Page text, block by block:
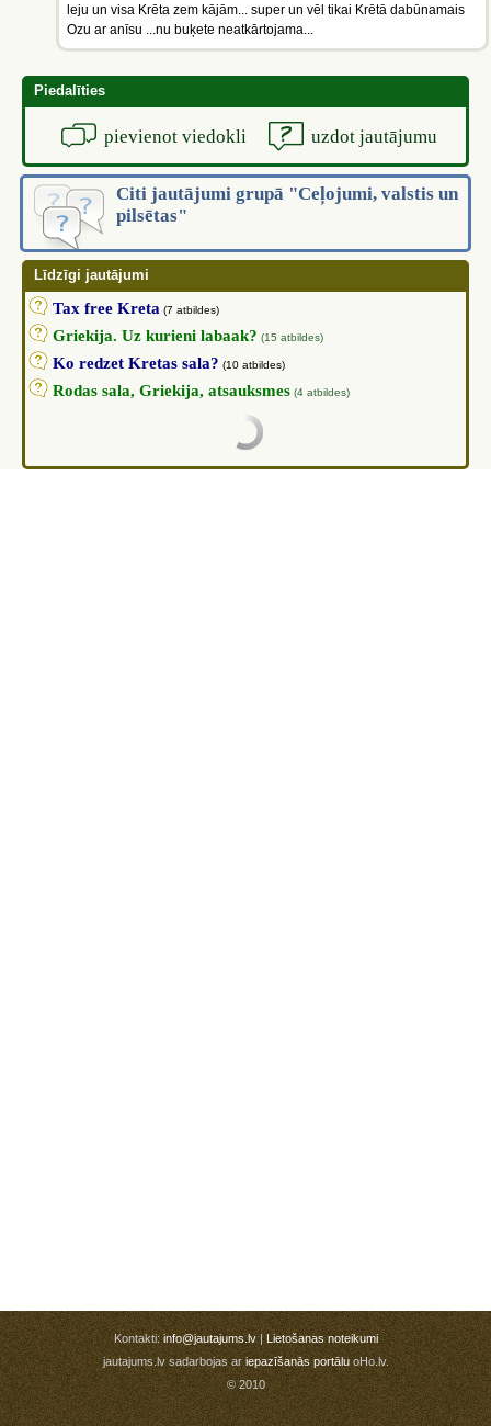
leju un visa Krēta zem kājām... super un vēl tikai Krētā dabūnamais
Ozu ar anīsu ...nu buķete neatkārtojama...
Piedalīties
pievienot viedokli uzdot jautājumu
Citi jautājumi grupā "Ceļojumi, valstis un
pilsētas"
Līdzīgi jautājumi
Tax free Kreta (7 atbildes)
Griekija. Uz kurieni labaak? (15 atbildes)
Ko redzet Kretas sala? (10 atbildes)
Rodas sala, Griekija, atsauksmes (4 atbildes)
Kontakti:info@jautajums.lv|Lietošanas noteikumi
jautajums.lv sadarbojas ariepazīšanās portāluoHo.lv.
© 2010